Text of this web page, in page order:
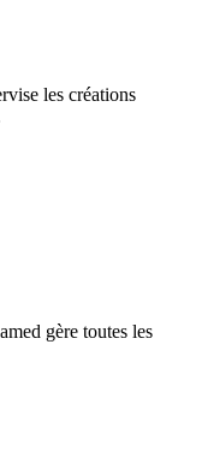
les créations
gère toutes les